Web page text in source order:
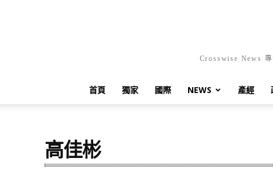
Crosswise News 專
首頁 獨家 國際 NEWS 產經
高佳彬